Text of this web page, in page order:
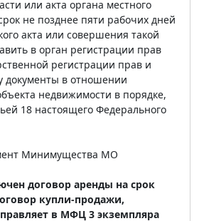
или акта органа местного
не позднее пяти рабочих дней
акта или совершения такой
в орган регистрации прав
регистрации прав и
документы в отношении
недвижимости в порядке,
18 настоящего Федерального
Минимущества МО
договор аренды на срок
купли-продажи,
в МФЦ 3 экземпляра